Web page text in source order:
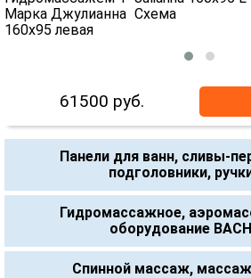
61500 руб.
Панели для ванн, сливы-
подголовники,
Гидромассажное,
оборудование BACH
Спинной массаж,